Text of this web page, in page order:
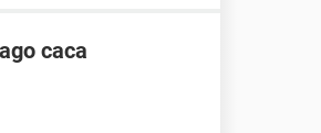
caca